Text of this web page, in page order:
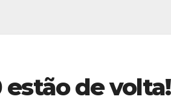
estão de volta!